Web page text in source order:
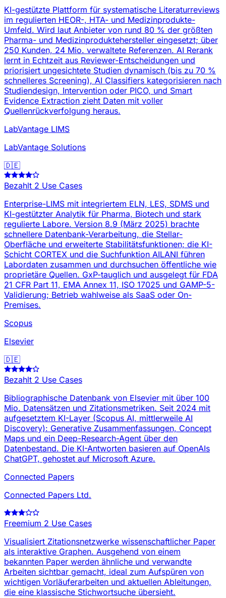
KI-gestützte Plattform für systematische Literaturreviews
im regulierten HEOR-, HTA- und Medizinprodukte-
Umfeld. Wird laut Anbieter von rund 80 % der größten
Pharma- und Medizinproduktehersteller eingesetzt; über
250 Kunden, 24 Mio. verwaltete Referenzen. AI Rerank
lernt in Echtzeit aus Reviewer-Entscheidungen und
priorisiert ungesichtete Studien dynamisch (bis zu 70 %
schnelleres Screening), AI Classifiers kategorisieren nach
Studiendesign, Intervention oder PICO, und Smart
Evidence Extraction zieht Daten mit voller
Quellenrückverfolgung heraus.
LabVantage LIMS
LabVantage Solutions
🇩🇪
Bezahlt 2 Use Cases
Enterprise-LIMS mit integriertem ELN, LES, SDMS und
KI-gestützter Analytik für Pharma, Biotech und stark
regulierte Labore. Version 8.9 (März 2025) brachte
schnellere Datenbank-Verarbeitung, die Stellar-
Oberfläche und erweiterte Stabilitätsfunktionen; die KI-
Schicht CORTEX und die Suchfunktion AILANI führen
Labordaten zusammen und durchsuchen öffentliche wie
proprietäre Quellen. GxP-tauglich und ausgelegt für FDA
21 CFR Part 11, EMA Annex 11, ISO 17025 und GAMP-5-
Validierung; Betrieb wahlweise als SaaS oder On-
Premises.
Scopus
Elsevier
🇩🇪
Bezahlt 2 Use Cases
Bibliographische Datenbank von Elsevier mit über 100
Mio. Datensätzen und Zitationsmetriken. Seit 2024 mit
aufgesetztem KI-Layer (Scopus AI, mittlerweile AI
Discovery): Generative Zusammenfassungen, Concept
Maps und ein Deep-Research-Agent über den
Datenbestand. Die KI-Antworten basieren auf OpenAIs
ChatGPT, gehostet auf Microsoft Azure.
Connected Papers
Connected Papers Ltd.
Freemium 2 Use Cases
Visualisiert Zitationsnetzwerke wissenschaftlicher Paper
als interaktive Graphen. Ausgehend von einem
bekannten Paper werden ähnliche und verwandte
Arbeiten sichtbar gemacht, ideal zum Aufspüren von
wichtigen Vorläuferarbeiten und aktuellen Ableitungen,
die eine klassische Stichwortsuche übersieht.